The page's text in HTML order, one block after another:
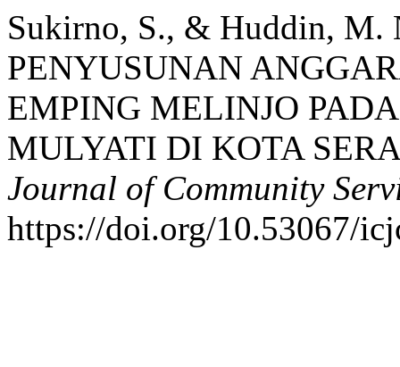
Sukirno, S., & Huddin,
PENYUSUNAN
EMPING MELINJO
MULYATI DI KOTA
Journal of Community
https://doi.org/10.53067/